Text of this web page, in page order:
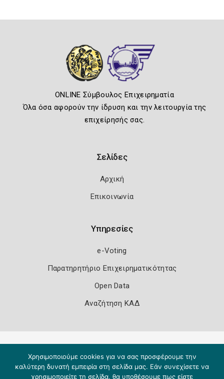
ONLINE Σύμβουλος Επιχειρηματία
Όλα όσα αφορούν την ίδρυση και την λειτουργία της
επιχείρησής σας.
Σελίδες
Αρχική
Επικοινωνία
Υπηρεσίες
e-Voting
Παρατηρητήριο Επιχειρηματικότητας
Open Data
Αναζήτηση ΚΑΔ
Χρησιμοποιούμε cookies για να σας προσφέρουμε την
καλύτερη δυνατή εμπειρία στη σελίδα μας. Εάν συνεχίσετε να
χρησιμοποιείτε τη σελίδα, θα υποθέσουμε πως είστε
Copyright 2026 Knowledge A.E.